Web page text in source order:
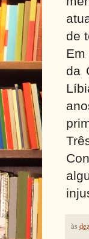
de
da
às